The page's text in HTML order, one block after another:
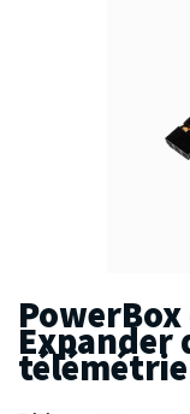
PowerBox
Expander
télémétrie